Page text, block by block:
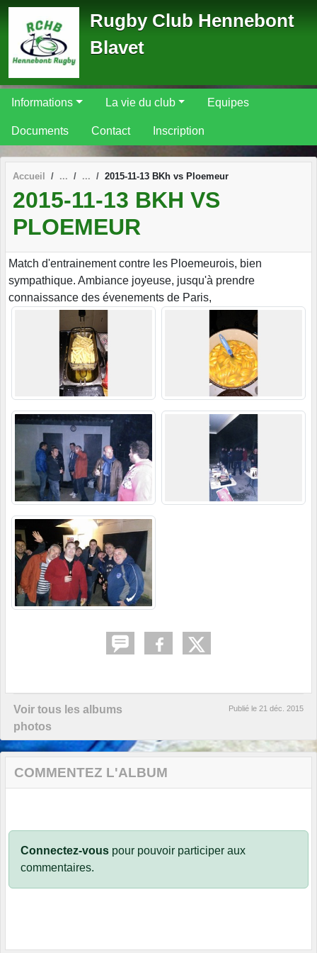
Rugby Club Hennebont
Blavet
Informations La vie du club Equipes
Documents Contact Inscription
Accueil 2015-11-13 BKh vs Ploemeur
2015-11-13 BKH VS
PLOEMEUR
Match d'entrainement contre les Ploemeurois, bien
sympathique. Ambiance joyeuse, jusqu'à prendre
connaissance des évenements de Paris,
Voir tous les albums
photos
Publié le 21 déc. 2015
COMMENTEZ L'ALBUM
Connectez-vous pour pouvoir participer aux
commentaires.
Panneau de gestion des cookies